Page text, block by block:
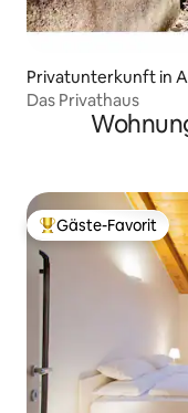
Privatunterkunft in
Das Privathaus
Beliebter Gäste-
Gäste-Favorit